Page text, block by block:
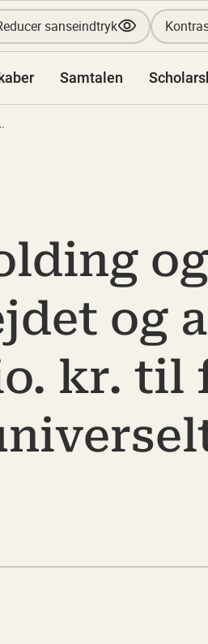
sanseindtryk
Samtalen
forskning og undervisning i universelt design
og
kr. til